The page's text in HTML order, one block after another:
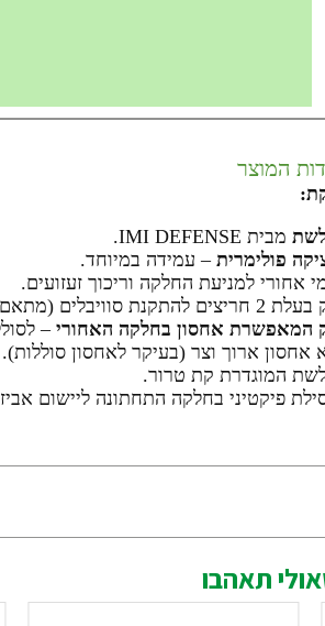
המוצר
מבית IMI DEFENSE.
פולימרית – עמידה במיוחד.
אחורי למניעת החלקה וריכוך זעזועים.
360 מעלות לניתוק וחיבור מהיר).
המאפשרת אחסון בחלקה האחורי –
אחסון ארוך וצר (בעיקר לאחסון סוללות).
המוגדרת קת טרור.
פיקטיני בחלקה התחתונה ליישום
תאהבו